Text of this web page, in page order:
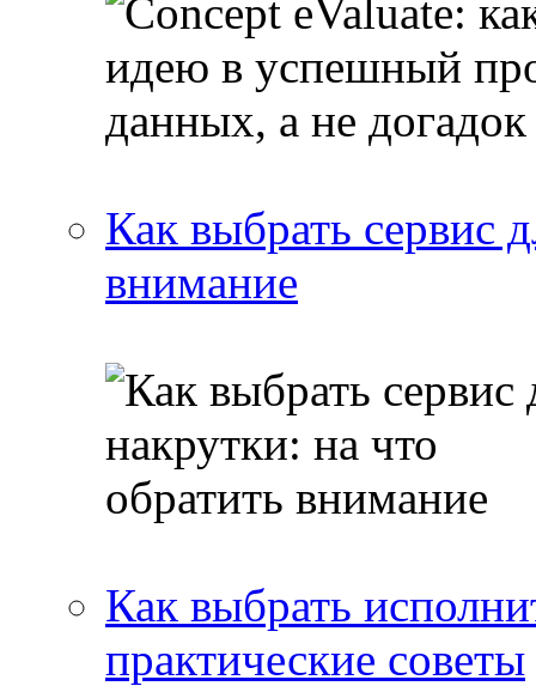
Как выбрать сервис
внимание
Как выбрать
практические советы